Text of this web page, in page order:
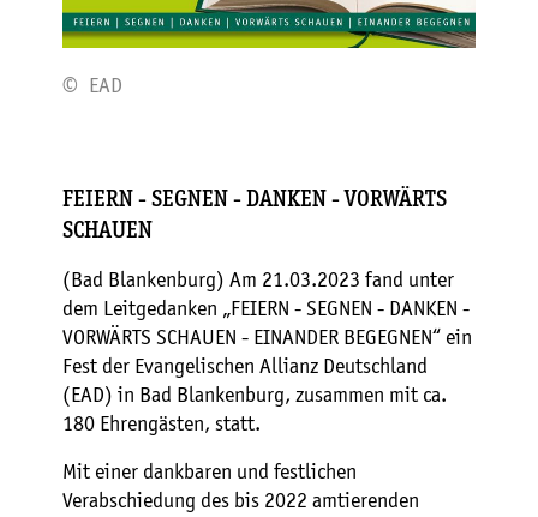
© EAD
FEIERN - SEGNEN - DANKEN - VORWÄRTS
SCHAUEN
(Bad Blankenburg) Am 21.03.2023 fand unter
dem Leitgedanken „FEIERN - SEGNEN - DANKEN -
VORWÄRTS SCHAUEN - EINANDER BEGEGNEN“ ein
Fest der Evangelischen Allianz Deutschland
(EAD) in Bad Blankenburg, zusammen mit ca.
180 Ehrengästen, statt.
Mit einer dankbaren und festlichen
Verabschiedung des bis 2022 amtierenden